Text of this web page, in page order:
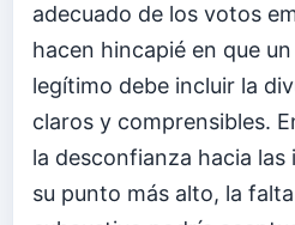
adecuado de los votos
hacen hincapié en que
legítimo debe incluir la
claros y comprensibles.
la desconfianza hacia
su punto más alto, la